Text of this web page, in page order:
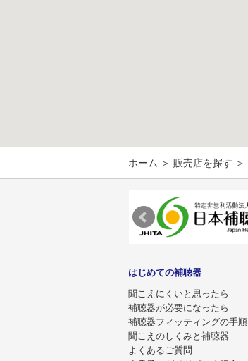
ホーム ＞ 販売店を探す ＞
はじめての補聴器
聞こえにくいと思ったら
補聴器が必要になったら
補聴器フィッティングの手順
聞こえのしくみと補聴器
よくあるご質問